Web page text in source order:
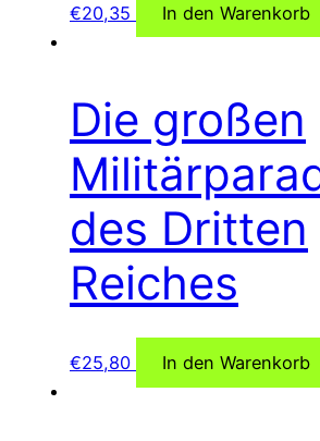
€20,35 In den Warenkorb
Die großen
des Dritten
Reiches
€25,80 In den Warenkorb